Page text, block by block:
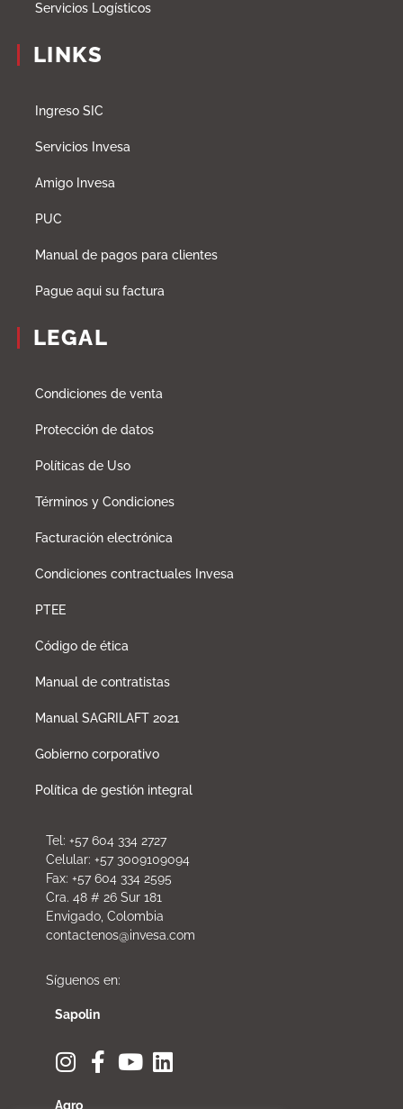
Servicios Logísticos
LINKS
Ingreso SIC
Servicios Invesa
Amigo Invesa
PUC
Manual de pagos para clientes
Pague aqui su factura
LEGAL
Condiciones de venta
Protección de datos
Políticas de Uso
Términos y Condiciones
Facturación electrónica
Condiciones contractuales Invesa
PTEE
Código de ética
Manual de contratistas
Manual SAGRILAFT 2021
Gobierno corporativo
Política de gestión integral
Tel: +57 604 334 2727
Celular: +57 3009109094
Fax: +57 604 334 2595
Cra. 48 # 26 Sur 181
Envigado, Colombia
contactenos@invesa.com
Síguenos en:
Sapolin
Agro